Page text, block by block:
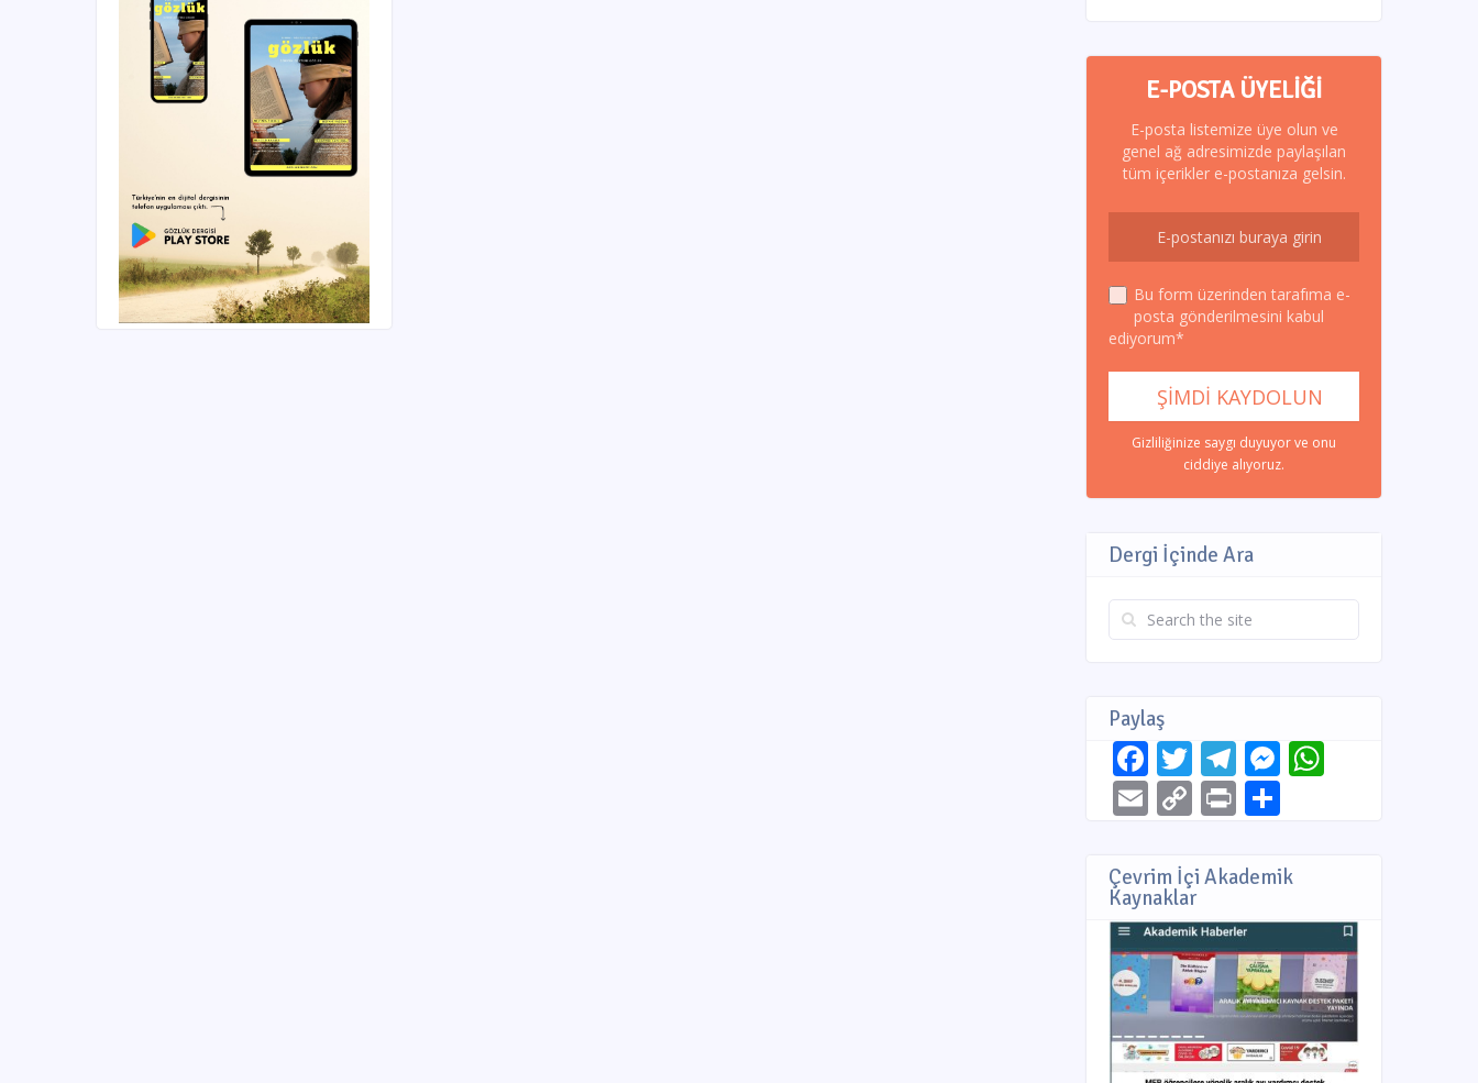
E-POSTA ÜYELIĞI
E-posta listemize üye olun ve
genel ağ adresimizde paylaşılan
tüm içerikler e-postanıza gelsin.
Bu form üzerinden tarafıma e-
posta gönderilmesini kabul
ediyorum*
Gizliliğinize saygı duyuyor ve onu
ciddiye alıyoruz.
Dergi İçinde Ara
Paylaş
Facebook
Twitter
Telegram
Messenger
EmailCopy
Print
Çevrim İçi Akademik
Kaynaklar